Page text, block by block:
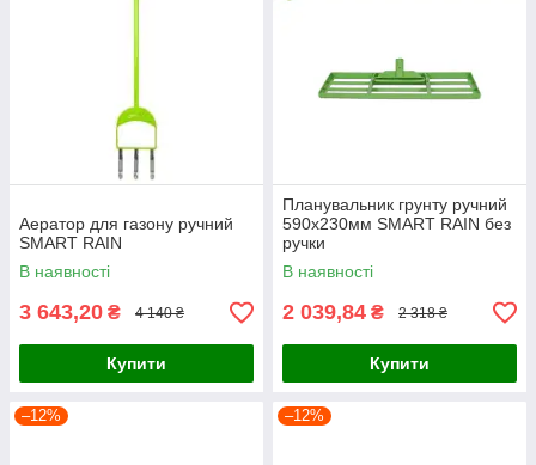
Аератор для газону ручний
SMART RAIN
В наявності
3 643,20 ₴ 4 140 ₴
Купити
Планувальник грунту ручний
590х230мм SMART RAIN без
ручки
В наявності
2 039,84 ₴ 2 318 ₴
Купити
–12% –12%